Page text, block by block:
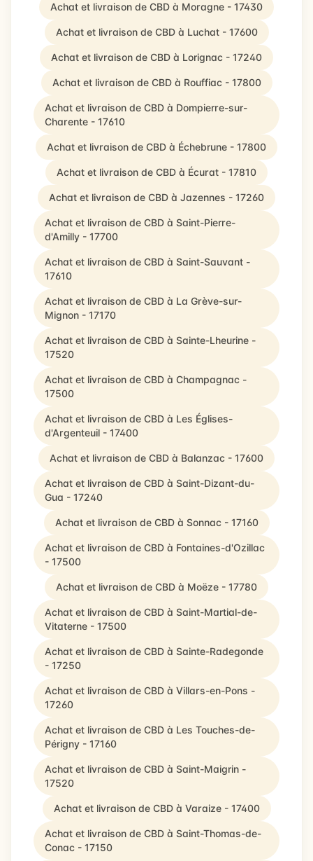
Achat et livraison de CBD à Moragne - 17430
Achat et livraison de CBD à Luchat - 17600
Achat et livraison de CBD à Lorignac - 17240
Achat et livraison de CBD à Rouffiac - 17800
Achat et livraison de CBD à Dompierre-sur-
Charente - 17610
Achat et livraison de CBD à Échebrune - 17800
Achat et livraison de CBD à Écurat - 17810
Achat et livraison de CBD à Jazennes - 17260
Achat et livraison de CBD à Saint-Pierre-
d'Amilly - 17700
Achat et livraison de CBD à Saint-Sauvant -
17610
Achat et livraison de CBD à La Grève-sur-
Mignon - 17170
Achat et livraison de CBD à Sainte-Lheurine -
17520
Achat et livraison de CBD à Champagnac -
17500
Achat et livraison de CBD à Les Églises-
d'Argenteuil - 17400
Achat et livraison de CBD à Balanzac - 17600
Achat et livraison de CBD à Saint-Dizant-du-
Gua - 17240
Achat et livraison de CBD à Sonnac - 17160
Achat et livraison de CBD à Fontaines-d'Ozillac
- 17500
Achat et livraison de CBD à Moëze - 17780
Achat et livraison de CBD à Saint-Martial-de-
Vitaterne - 17500
Achat et livraison de CBD à Sainte-Radegonde
- 17250
Achat et livraison de CBD à Villars-en-Pons -
17260
Achat et livraison de CBD à Les Touches-de-
Périgny - 17160
Achat et livraison de CBD à Saint-Maigrin -
17520
Achat et livraison de CBD à Varaize - 17400
Achat et livraison de CBD à Saint-Thomas-de-
Conac - 17150